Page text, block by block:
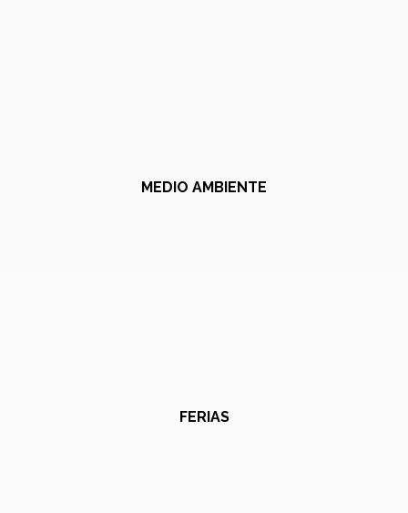
MEDIO AMBIENTE
FERIAS